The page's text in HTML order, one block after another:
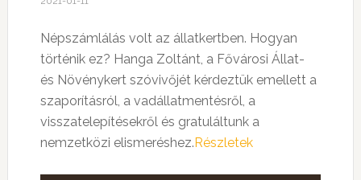
Népszámlálás volt az állatkertben. Hogyan
történik ez? Hanga Zoltánt, a Fővárosi Állat-
és Növénykert szóvivőjét kérdeztük emellett a
szaporításról, a vadállatmentésről, a
visszatelepítésekről és gratuláltunk a
nemzetközi elismeréshez.Részletek